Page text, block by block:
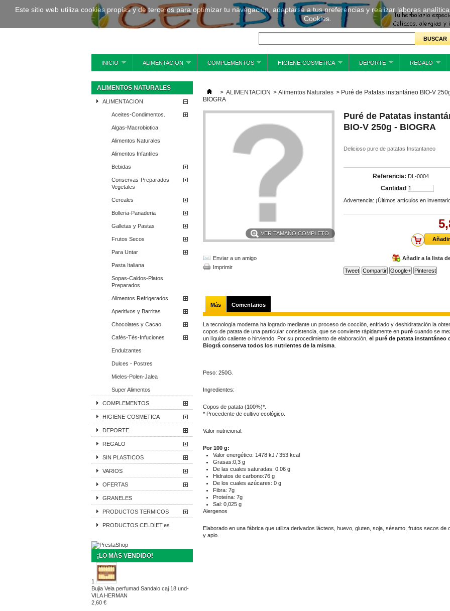
INICIO ALIMENTACION COMPLEMENTOS HIGIENE-COSMETICA DEPORTE REGALO
ALIMENTOS NATURALES
ALIMENTACION
Aceites-Condimentos.
Algas-Macrobiotica
Alimentos Naturales
Alimentos Infantiles
Bebidas
Conservas-Preparados
Vegetales
Cereales
Bolleria-Panaderia
Galletas y Pastas
Frutos Secos
Para Untar
Pasta Italiana
Sopas-Caldos-Platos
Preparados
Alimentos Refrigerados
Aperitivos y Barritas
Chocolates y Cacao
Cafés-Tés-Infuciones
Endulzantes
Dulces - Postres
Mieles-Polen-Jalea
Super Alimentos
COMPLEMENTOS
HIGIENE-COSMETICA
DEPORTE
REGALO
SIN PLASTICOS
VARIOS
OFERTAS
GRANELES
PRODUCTOS TERMICOS
PRODUCTOS CELDIET.es
¡LO MÁS VENDIDO!
1
Bujia Vela perfumad Sandalo caj 18 und-
VILA HERMAN
2,60 €
> ALIMENTACION > Alimentos Naturales > Puré de Patatas instantáneo BIO-V
BIOGRA
VER TAMAÑO COMPLETO
Enviar a un amigo
Imprimir
Puré de Patatas
BIO-V 250g - BIOGRA
Delicioso pure de patatas Instantaneo
Referencia: DL-0004
Cantidad
Advertencia: ¡Últimos artículos en
Añadir a la lista
Tweet Compartir Google+ Pinterest
Más Comentarios
La tecnología moderna ha logrado mediante un proceso de cocción, enfriado y deshidratación la
copos de patata de una particular consistencia, que se convierte rápidamente en puré cuando se
un líquido caliente o hirviendo. Por su procedimiento de elaboración, el puré de patata instantáneo
Biográ conserva todos los nutrientes de la misma
Peso: 250G.
Ingredientes:
Copos de patata (100%)*.
* Procedente de cultivo ecológico.
Valor nutricional:
Por 100 g:
Valor energético: 1478 kJ / 353 kcal
Grasas:0,3 g
De las cuales saturadas: 0,06 g
Hidratos de carbono:76 g
De los cuales azúcares: 0 g
Fibra: 7g
Proteína: 7g
Sal: 0,025 g
Alergenos
Elaborado en una fábrica que utiliza derivados lácteos, huevo, gluten, soja, sésamo, frutos secos de
y apio.
Este sitio web utiliza cookies propias y de terceros para optimizar tu navegación, adaptarse a tus preferencias y realizar labores
Cookies.